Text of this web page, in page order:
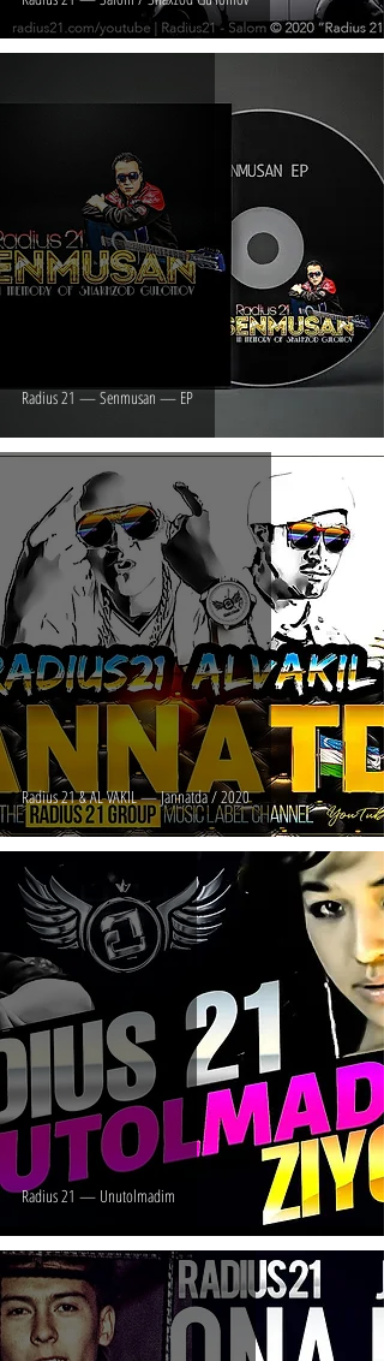
Radius 21 — Senmusan — EP
Radius 21 & AL VAKIL — Jannatda / 2020
Radius 21 — Unutolmadim